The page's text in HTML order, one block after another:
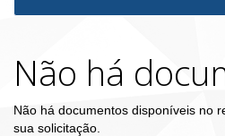
Não há
Não há documentos disponíveis no
sua solicitação.